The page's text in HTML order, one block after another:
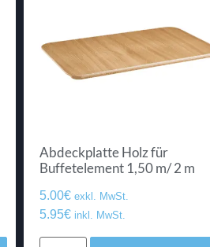
Abdeckplatte Holz für
Buffetelement 1,50 m/ 2 m
5.00€ exkl. MwSt.
5.95€ inkl. MwSt.